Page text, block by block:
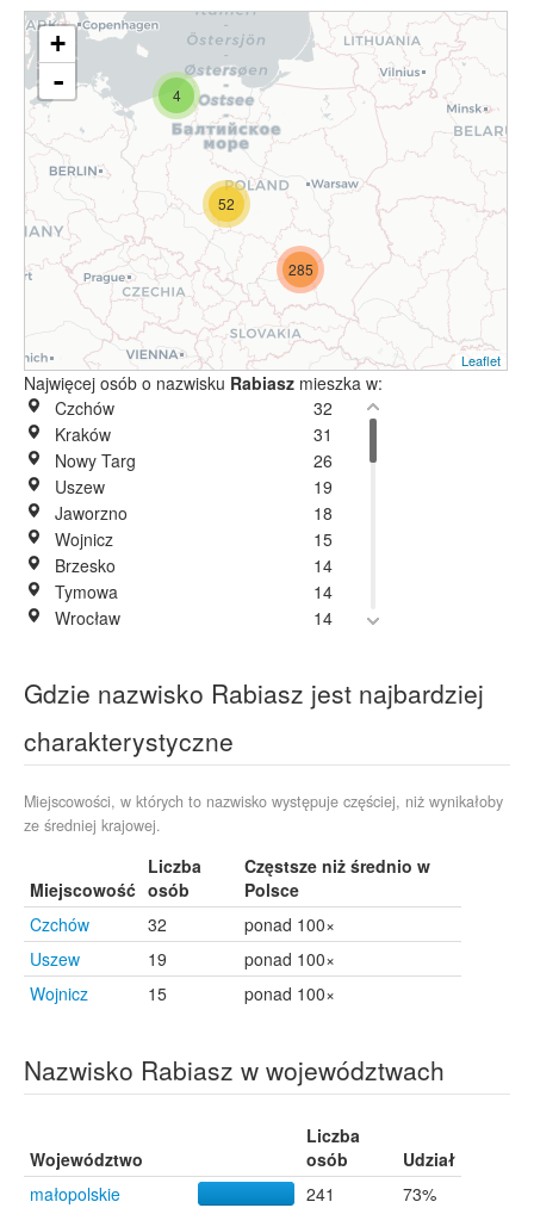
52
285
4
+
-
Leaflet
Najwięcej osób o nazwisku Rabiasz mieszka w:
Czchów
32
Kraków
31
Nowy Targ
26
Uszew
19
Jaworzno
18
Wojnicz
15
Brzesko
14
Tymowa
14
Wrocław
14
Gliwice
8
Jurków
Bucze
6
Gwoździec
Lipnica Murowana
Mysłakowice
6
Okocim
6
Rudka
6
Szaflary
6
Chrzanów
5
Krzanowice
Bukowina Tatrzańska
4
Czeladź
4
4
Myślenice
4
Nowy Sącz
4
Gdzie nazwisko Rabiasz jest najbardziej
charakterystyczne
Miejscowości, w których to nazwisko występuje częściej, niż wynikałoby
ze średniej krajowej.
Miejscowość
Liczba
osób
Częstsze niż średnio w
Polsce
Czchów
32
ponad 100×
Uszew
19
ponad 100×
Wojnicz
15 ponad 100×
Nazwisko Rabiasz w województwach
Województwo
Liczba
osób
Udział
małopolskie
241
73%